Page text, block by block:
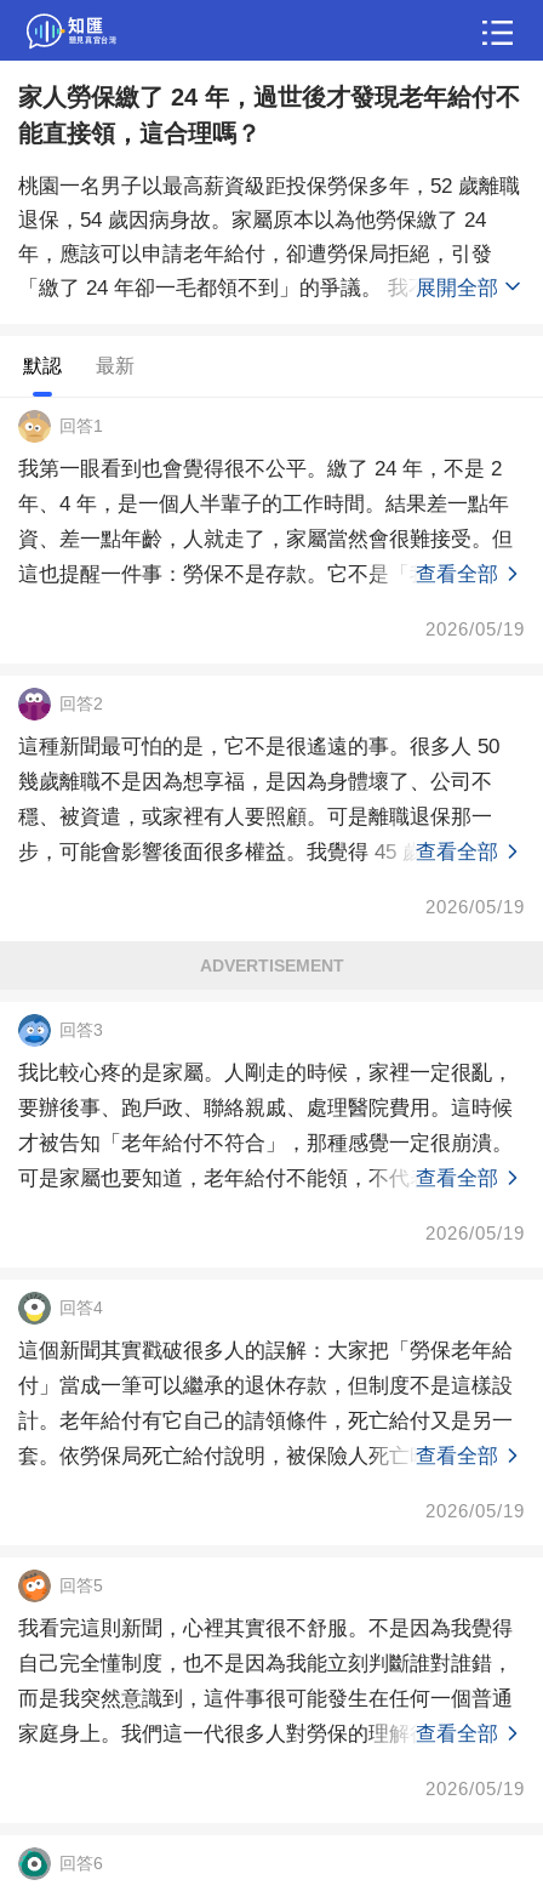
家人勞保繳了 24 年，過世後才發現老年給付不
能直接領，這合理嗎？
桃園一名男子以最高薪資級距投保勞保多年，52 歲離職
退保，54 歲因病身故。家屬原本以為他勞保繳了 24
年，應該可以申請老年給付，卻遭勞保局拒絕，引發
「繳了 24 年卻一毛都領不到」的爭議。 我不是專業人
另一半、自己，如果中年離職、退保、身體突然出狀
況，到底會不會也卡在某個條件上？勞保到底是保障，
還是其實很多人根本沒搞懂？ 想問大家，看到這種新
聞，你會覺得制度不合理，還是覺得每個家庭真的該早
點查清楚自己的勞保年資和請領條件？
展開全部
默認 最新
回答1
我第一眼看到也會覺得很不公平。繳了 24 年，不是 2
年、4 年，是一個人半輩子的工作時間。結果差一點年
資、差一點年齡，人就走了，家屬當然會很難接受。但
這也提醒一件事：勞保不是存款。它不是「我繳多少
查看全部
2026/05/19
回答2
這種新聞最可怕的是，它不是很遙遠的事。很多人 50
幾歲離職不是因為想享福，是因為身體壞了、公司不
穩、被資遣，或家裡有人要照顧。可是離職退保那一
步，可能會影響後面很多權益。我覺得 45 歲以後，每
查看全部
2026/05/19
ADVERTISEMENT
回答3
我比較心疼的是家屬。人剛走的時候，家裡一定很亂，
要辦後事、跑戶政、聯絡親戚、處理醫院費用。這時候
才被告知「老年給付不符合」，那種感覺一定很崩潰。
可是家屬也要知道，老年給付不能領，不代表完全不用
查看全部
2026/05/19
回答4
這個新聞其實戳破很多人的誤解：大家把「勞保老年給
付」當成一筆可以繼承的退休存款，但制度不是這樣設
計。老年給付有它自己的請領條件，死亡給付又是另一
套。依勞保局死亡給付說明，被保險人死亡時，可能涉
查看全部
2026/05/19
回答5
我看完這則新聞，心裡其實很不舒服。不是因為我覺得
自己完全懂制度，也不是因為我能立刻判斷誰對誰錯，
而是我突然意識到，這件事很可能發生在任何一個普通
家庭身上。我們這一代很多人對勞保的理解很簡單：有
查看全部
2026/05/19
回答6
問答
生活妙招 體育 育兒 老年病科普